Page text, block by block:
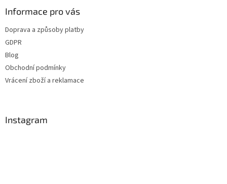
Informace pro vás
Doprava a způsoby platby
GDPR
Blog
Obchodní podmínky
Vrácení zboží a reklamace
Instagram